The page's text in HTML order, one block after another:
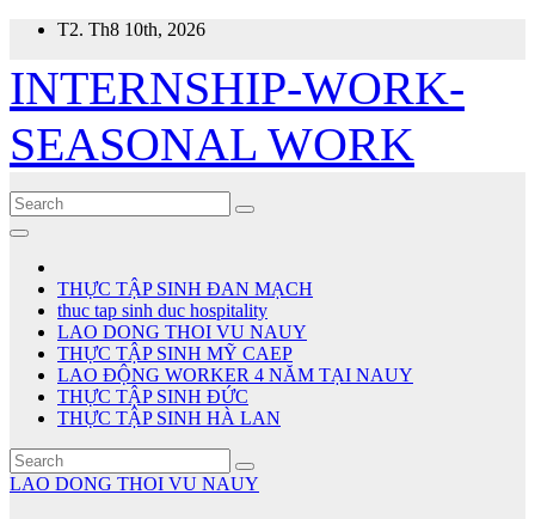
Skip
content
T2. Th8 10th, 2026
INTERNSHIP-WORK-
SEASONAL WORK
THỰC TẬP SINH ĐAN MẠCH
thuc tap sinh duc hospitality
LAO DONG THOI VU NAUY
THỰC TẬP SINH MỸ CAEP
LAO ĐỘNG WORKER 4 NĂM TẠI NAUY
THỰC TẬP SINH ĐỨC
THỰC TẬP SINH HÀ LAN
LAO DONG THOI VU NAUY